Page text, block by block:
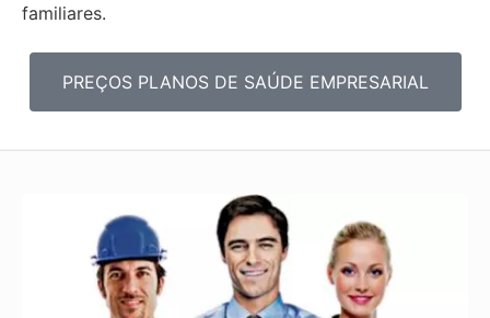
familiares.
PREÇOS PLANOS DE SAÚDE EMPRESARIAL